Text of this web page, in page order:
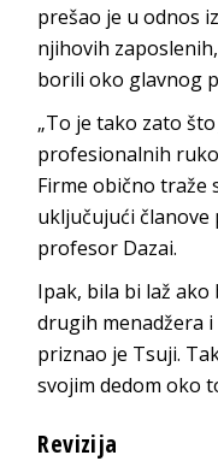
prešao je u odnos
njihovih
borili oko glavnog
„To je tako zato
profesionalnih
Firme obično traže
uključujući članove
profesor Dazai.
Ipak, bila bi laž
drugih menadžera
priznao je Tsuji.
svojim dedom oko
Revizija